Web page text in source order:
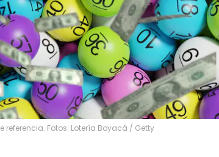
Fotos: Lotería Boyacá / Getty